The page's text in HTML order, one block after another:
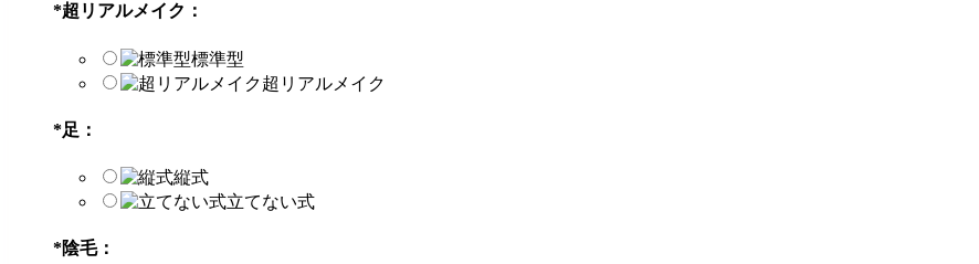
*超リアルメイク：
標準型
超リアルメイク
*足：
縦式
立てない式
*陰毛：